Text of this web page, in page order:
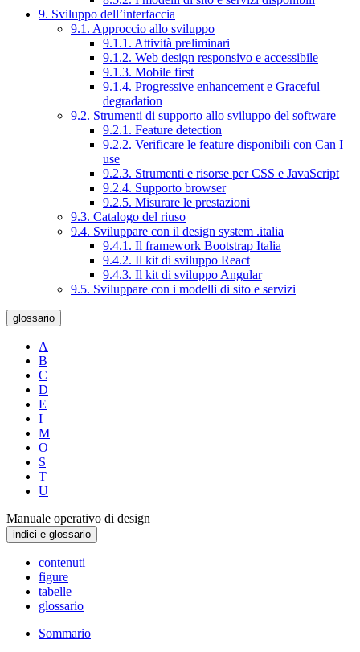
9. Sviluppo dell’interfaccia
9.1. Approccio allo sviluppo
9.1.1. Attività preliminari
9.1.2. Web design responsivo e accessibile
9.1.3. Mobile first
9.1.4. Progressive enhancement e Graceful
degradation
9.2. Strumenti di supporto allo sviluppo del software
9.2.1. Feature detection
9.2.2. Verificare le feature disponibili con Can I
use
9.2.3. Strumenti e risorse per CSS e JavaScript
9.2.4. Supporto browser
9.2.5. Misurare le prestazioni
9.3. Catalogo del riuso
9.4. Sviluppare con il design system .italia
9.4.1. Il framework Bootstrap Italia
9.4.2. Il kit di sviluppo React
9.4.3. Il kit di sviluppo Angular
9.5. Sviluppare con i modelli di sito e servizi
glossario
A
B
C
D
E
I
M
O
S
T
U
Manuale operativo di design
indici e glossario
contenuti
figure
tabelle
glossario
Sommario